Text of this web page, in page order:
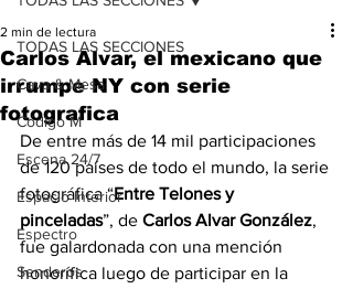
TODAS LAS SECCIONES
Cava & Mesa
Código M
Escena 24/7
Espacio Interior
Espectro
Senderos
Carlos Alvar, el mexicano que
irrumpe NY con serie
fotografica
2 min de lectura
De entre más de 14 mil participaciones
de 120 países de todo el mundo, la serie
fotográfica “Entre Telones y
pinceladas”, de Carlos Alvar González,
fue galardonada con una mención
honorífica luego de participar en la